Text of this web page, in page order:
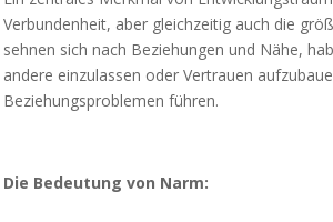
Verbundenheit, aber gleichzeitig auch die
sehnen sich nach Beziehungen und Nähe,
andere einzulassen oder Vertrauen
Beziehungsproblemen führen.
Die Bedeutung von Narm: